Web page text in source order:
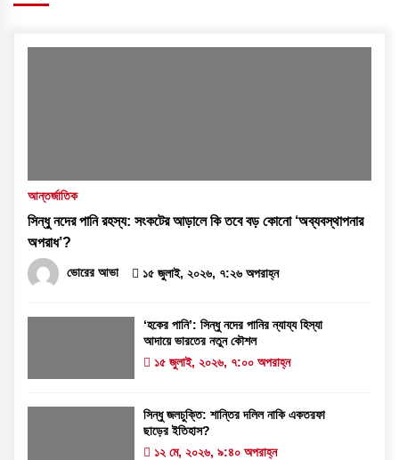
আন্তর্জাতিক
সিন্ধু নদের পানি রহস্য: সংকটের আড়ালে কি তবে বড় কোনো ‘অব্যবস্থাপনার
অপরাধ’?
ভোরের আভা ১৫ জুলাই, ২০২৬, ৭:২৬ অপরাহ্ন
‘হকের পানি’: সিন্ধু নদের পানির ন্যায্য হিস্যা
আদায়ে ভারতের নতুন কৌশল
১৫ জুলাই, ২০২৬, ৭:০০ অপরাহ্ন
সিন্ধু জলচুক্তি: শান্তির দলিল নাকি একতরফা
ছাড়ের ইতিহাস?
১২ মে, ২০২৬, ৯:৪০ অপরাহ্ন